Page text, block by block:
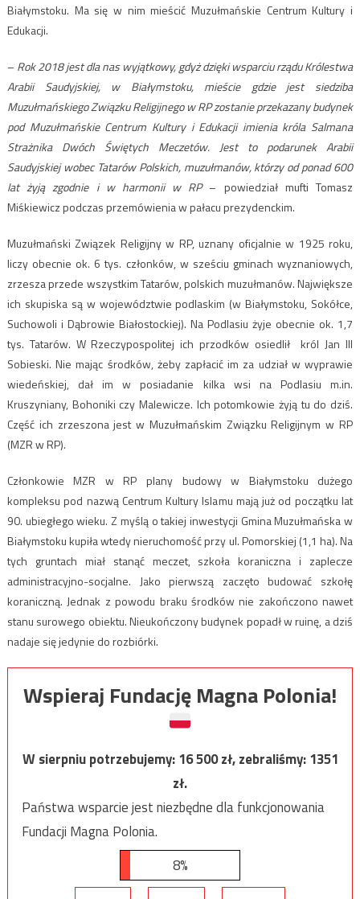
Białymstoku. Ma się w nim mieścić Muzułmańskie Centrum Kultury i
Edukacji.
– Rok 2018 jest dla nas wyjątkowy, gdyż dzięki wsparciu rządu Królestwa
Arabii Saudyjskiej, w Białymstoku, mieście gdzie jest siedziba
Muzułmańskiego Związku Religijnego w RP zostanie przekazany budynek
pod Muzułmańskie Centrum Kultury i Edukacji imienia króla Salmana
Strażnika Dwóch Świętych Meczetów. Jest to podarunek Arabii
Saudyjskiej wobec Tatarów Polskich, muzułmanów, którzy od ponad 600
lat żyją zgodnie i w harmonii w RP– powiedział mufti Tomasz
Miśkiewicz podczas przemówienia w pałacu prezydenckim.
Muzułmański Związek Religijny w RP, uznany oficjalnie w 1925 roku,
liczy obecnie ok. 6 tys. członków, w sześciu gminach wyznaniowych,
zrzesza przede wszystkim Tatarów, polskich muzułmanów. Największe
ich skupiska są w województwie podlaskim (w Białymstoku, Sokółce,
Suchowoli i Dąbrowie Białostockiej). Na Podlasiu żyje obecnie ok. 1,7
tys. Tatarów. W Rzeczypospolitej ich przodków osiedlił król Jan III
Sobieski. Nie mając środków, żeby zapłacić im za udział w wyprawie
wiedeńskiej, dał im w posiadanie kilka wsi na Podlasiu m.in.
Kruszyniany, Bohoniki czy Malewicze. Ich potomkowie żyją tu do dziś.
Część ich zrzeszona jest w Muzułmańskim Związku Religijnym w RP
(MZR w RP).
Członkowie MZR w RP plany budowy w Białymstoku dużego
kompleksu pod nazwą Centrum Kultury Islamu mają już od początku lat
90. ubiegłego wieku. Z myślą o takiej inwestycji Gmina Muzułmańska w
Białymstoku kupiła wtedy nieruchomość przy ul. Pomorskiej (1,1 ha). Na
tych gruntach miał stanąć meczet, szkoła koraniczna i zaplecze
administracyjno-socjalne. Jako pierwszą zaczęto budować szkołę
koraniczną. Jednak z powodu braku środków nie zakończono nawet
stanu surowego obiektu. Nieukończony budynek popadł w ruinę, a dziś
nadaje się jedynie do rozbiórki.
Wspieraj Fundację Magna Polonia!
W sierpniu potrzebujemy:16 500zł, zebraliśmy:1351
zł.
Państwa wsparcie jest niezbędne dla funkcjonowania
Fundacji Magna Polonia.
8%